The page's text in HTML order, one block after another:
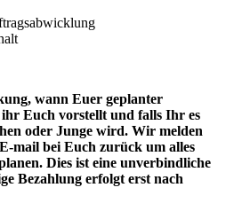
wann Euer geplanter
Euch vorstellt und falls Ihr es
oder Junge wird. Wir melden
mail bei Euch zurück um alles
Dies ist eine unverbindliche
Bezahlung erfolgt erst nach